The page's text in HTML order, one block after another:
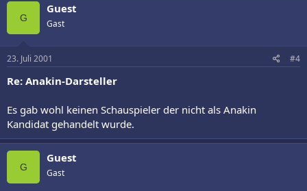
G
Guest
Gast
23. Juli 2001 #4
Re: Anakin-Darsteller
Es gab wohl keinen Schauspieler der nicht als Anakin
Kandidat gehandelt wurde.
G
Guest
Gast